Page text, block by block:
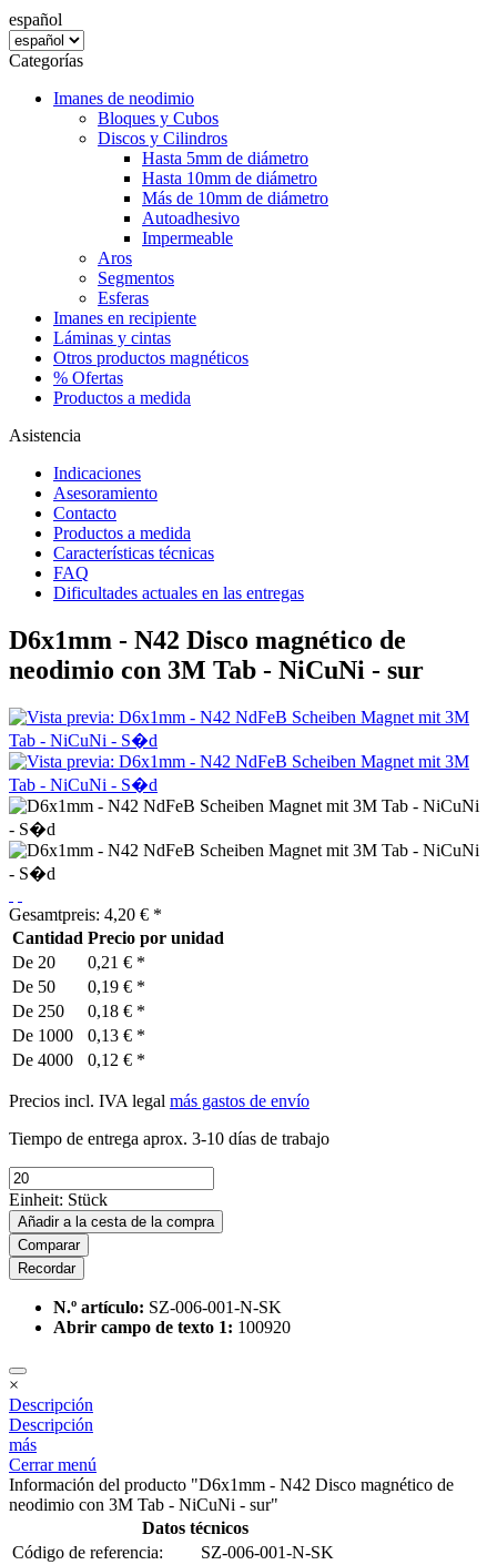
español
Categorías
Imanes de neodimio
Bloques y Cubos
Discos y Cilindros
Hasta 5mm de diámetro
Hasta 10mm de diámetro
Más de 10mm de diámetro
Autoadhesivo
Impermeable
Aros
Segmentos
Esferas
Imanes en recipiente
Láminas y cintas
Otros productos magnéticos
% Ofertas
Productos a medida
Asistencia
Indicaciones
Asesoramiento
Contacto
Productos a medida
Características técnicas
FAQ
Dificultades actuales en las entregas
D6x1mm - N42 Disco magnético de
neodimio con 3M Tab - NiCuNi - sur
Gesamtpreis: 4,20 € *
Cantidad Precio por unidad
De 20
0,21 € *
De 50
0,19 € *
De 250
0,18 € *
De 1000
0,13 € *
De 4000 0,12 € *
Precios incl. IVA legal más gastos de envío
Tiempo de entrega aprox. 3-10 días de trabajo
Einheit: Stück
Añadir a la cesta de la compra
Comparar
Recordar
N.º artículo: SZ-006-001-N-SK
Abrir campo de texto 1: 100920
×
Descripción
Descripción
más
Cerrar menú
Información del producto "D6x1mm - N42 Disco magnético de
neodimio con 3M Tab - NiCuNi - sur"
Datos técnicos
Código de referencia:
SZ-006-001-N-SK